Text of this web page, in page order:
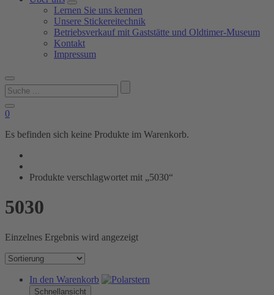
Lernen Sie uns kennen
Unsere Stickereitechnik
Betriebsverkauf mit Gaststätte und Oldtimer-Museum
Kontakt
Impressum
Suchen
nach:
0
Es befinden sich keine Produkte im Warenkorb.
Produkte verschlagwortet mit „5030“
5030
Einzelnes Ergebnis wird angezeigt
In den Warenkorb
Schnellansicht